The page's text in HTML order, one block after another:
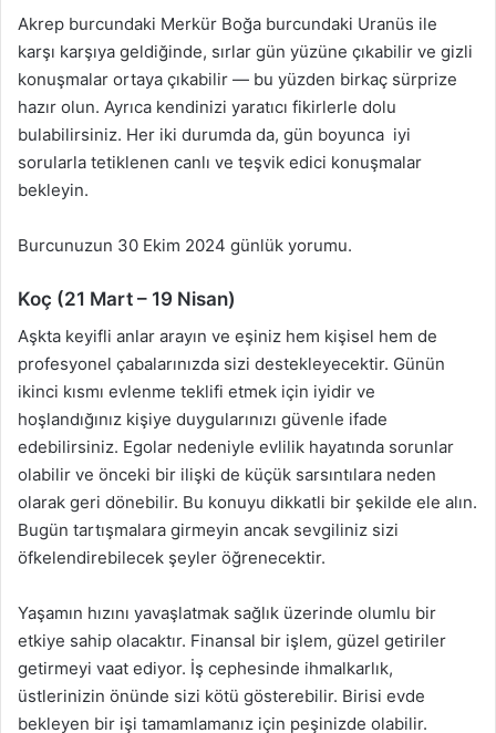
Akrep burcundaki Merkür Boğa burcundaki Uranüs ile
karşı karşıya geldiğinde, sırlar gün yüzüne çıkabilir ve gizli
konuşmalar ortaya çıkabilir — bu yüzden birkaç sürprize
hazır olun. Ayrıca kendinizi yaratıcı fikirlerle dolu
bulabilirsiniz. Her iki durumda da, gün boyunca iyi
sorularla tetiklenen canlı ve teşvik edici konuşmalar
bekleyin.
Burcunuzun 30 Ekim 2024 günlük yorumu.
Koç (21 Mart – 19 Nisan)
Aşkta keyifli anlar arayın ve eşiniz hem kişisel hem de
profesyonel çabalarınızda sizi destekleyecektir. Günün
ikinci kısmı evlenme teklifi etmek için iyidir ve
hoşlandığınız kişiye duygularınızı güvenle ifade
edebilirsiniz. Egolar nedeniyle evlilik hayatında sorunlar
olabilir ve önceki bir ilişki de küçük sarsıntılara neden
olarak geri dönebilir. Bu konuyu dikkatli bir şekilde ele alın.
Bugün tartışmalara girmeyin ancak sevgiliniz sizi
öfkelendirebilecek şeyler öğrenecektir.
Yaşamın hızını yavaşlatmak sağlık üzerinde olumlu bir
etkiye sahip olacaktır. Finansal bir işlem, güzel getiriler
getirmeyi vaat ediyor. İş cephesinde ihmalkarlık,
üstlerinizin önünde sizi kötü gösterebilir. Birisi evde
bekleyen bir işi tamamlamanız için peşinizde olabilir.